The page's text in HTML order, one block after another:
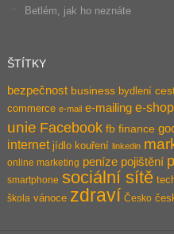
Betlém, jak ho neznáte
ŠTÍTKY
bezpečnost business bydlení
commerce e-mail e-mailing e-shop
unie Facebook fb finance
internet jídlo kouření linkedin
online marketing peníze pojištění
smartphone sociální sítě
škola vánoce zdraví Česko